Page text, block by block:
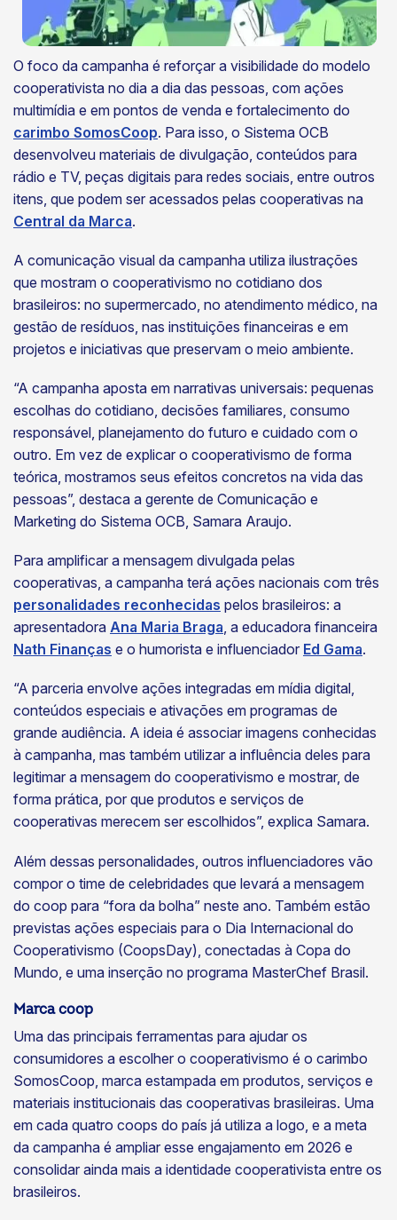
O foco da campanha é reforçar a visibilidade do modelo
cooperativista no dia a dia das pessoas, com ações
multimídia e em pontos de venda e fortalecimento do
carimbo SomosCoop. Para isso, o Sistema OCB
desenvolveu materiais de divulgação, conteúdos para
rádio e TV, peças digitais para redes sociais, entre outros
itens, que podem ser acessados pelas cooperativas na
Central da Marca.
A comunicação visual da campanha utiliza ilustrações
que mostram o cooperativismo no cotidiano dos
brasileiros: no supermercado, no atendimento médico, na
gestão de resíduos, nas instituições financeiras e em
projetos e iniciativas que preservam o meio ambiente.
“A campanha aposta em narrativas universais: pequenas
escolhas do cotidiano, decisões familiares, consumo
responsável, planejamento do futuro e cuidado com o
outro. Em vez de explicar o cooperativismo de forma
teórica, mostramos seus efeitos concretos na vida das
pessoas”, destaca a gerente de Comunicação e
Marketing do Sistema OCB, Samara Araujo.
Para amplificar a mensagem divulgada pelas
cooperativas, a campanha terá ações nacionais com três
personalidades reconhecidas pelos brasileiros: a
apresentadora Ana Maria Braga, a educadora financeira
Nath Finanças e o humorista e influenciador Ed Gama.
“A parceria envolve ações integradas em mídia digital,
conteúdos especiais e ativações em programas de
grande audiência. A ideia é associar imagens conhecidas
à campanha, mas também utilizar a influência deles para
legitimar a mensagem do cooperativismo e mostrar, de
forma prática, por que produtos e serviços de
cooperativas merecem ser escolhidos”, explica Samara.
Além dessas personalidades, outros influenciadores vão
compor o time de celebridades que levará a mensagem
do coop para “fora da bolha” neste ano. Também estão
previstas ações especiais para o Dia Internacional do
Cooperativismo (CoopsDay), conectadas à Copa do
Mundo, e uma inserção no programa MasterChef Brasil.
Marca coop
Uma das principais ferramentas para ajudar os
consumidores a escolher o cooperativismo é o carimbo
SomosCoop, marca estampada em produtos, serviços e
materiais institucionais das cooperativas brasileiras. Uma
em cada quatro coops do país já utiliza a logo, e a meta
da campanha é ampliar esse engajamento em 2026 e
consolidar ainda mais a identidade cooperativista entre os
brasileiros.